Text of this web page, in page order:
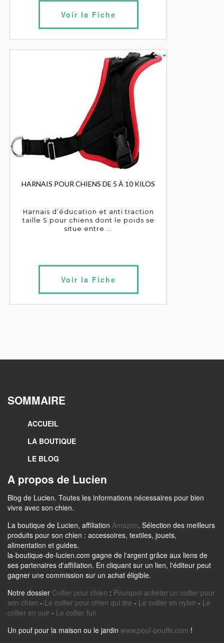
Voir la Fiche
HARNAIS POUR CHIENS DE 5 À 10 KILOS
Harnais d’éducation et anti traction
taille S pour chiens dont le poids se
situe entre ...
Voir la Fiche
SOMMAIRE
ACCUEIL
LA BOUTIQUE
LE BLOG
A propos de Lucien
Blog de Lucien. Toutes les informations nécessaires pour bien
vivre avec son chien.
La boutique de Lucien, affiliation Amazon. Sélection des meilleurs
produits pour son chien : accessoires, textiles, jouets,
alimentation et guides.
la-boutique-de-lucien.com gagne de l'argent grâce aux liens de
ses partenaires d'affiliation. En cliquant sur un lien, l'éditeur peut
gagner une commission sur un achat éligible.
Notre dossier Collier pour chien : Pourquoi acheter un collier pour
son chien - Le collier pour chien qui tire - Le collier en nylon - Le
collier en cuir - Le collier fun
Un pouf pour la maison ou le jardin www.pouf-pouffe.com !